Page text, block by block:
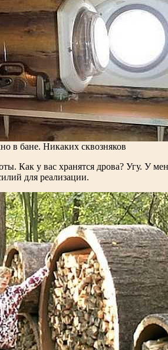
в бане. Никаких сквозняков
Как у вас хранятся дрова? Угу. У
для реализации.